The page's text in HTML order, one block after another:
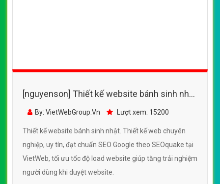
[nguyenson] Thiết kế website bánh sinh nhật
đẹp, chuyên nghiệp chuẩn SEO
By: VietWebGroup.Vn Lượt xem: 15200
Thiết kế website bánh sinh nhật. Thiết kế web chuyên
nghiệp, uy tín, đạt chuẩn SEO Google theo SEOquake tại
VietWeb, tối ưu tốc độ load website giúp tăng trải nghiệm
người dùng khi duyệt website.